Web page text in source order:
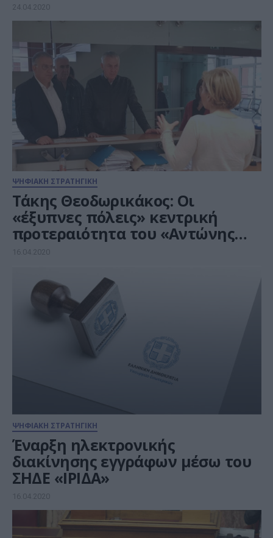
24.04.2020
ΨΗΦΙΑΚΗ ΣΤΡΑΤΗΓΙΚΗ
Τάκης Θεοδωρικάκος: Οι
«έξυπνες πόλεις» κεντρική
προτεραιότητα του «Αντώνης
Τρίτσης»
16.04.2020
ΨΗΦΙΑΚΗ ΣΤΡΑΤΗΓΙΚΗ
Έναρξη ηλεκτρονικής
διακίνησης εγγράφων μέσω του
ΣΗΔΕ «ΙΡΙΔΑ»
16.04.2020